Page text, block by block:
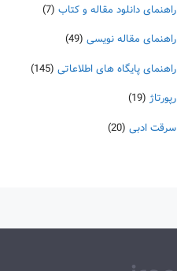
راهنمای دانلود مقاله و کتاب (7)
راهنمای مقاله نویسی (49)
راهنمای پایگاه های اطلاعاتی (145)
رپورتاژ (19)
سرقت ادبی (20)